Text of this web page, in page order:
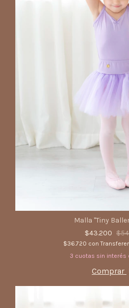
Malla "Tiny
$43.200
$36.720 con
3 cuotas sin interés
Comprar